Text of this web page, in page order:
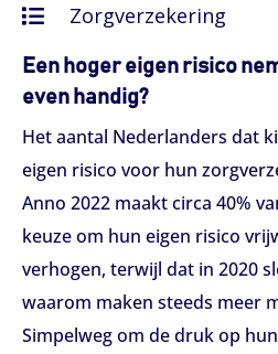
Zorgverzekering
Een hoger eigen risico
even handig?
Het aantal Nederlanders dat
eigen risico voor hun
Anno 2022 maakt circa 40%
keuze om hun eigen risico
verhogen, terwijl dat in 2020
waarom maken steeds meer
Simpelweg om de druk op